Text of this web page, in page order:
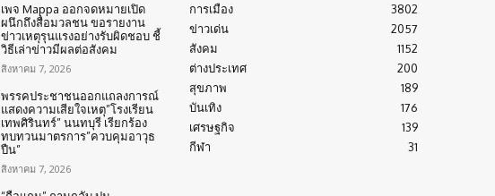
เพจ Mappa ออกจดหมายเปิด
ผนึกถึงสื่อมวลชน ขอรายงาน
ข่าวเหตุรุนแรงอย่างรับผิดชอบ ชี้
วิธีเล่าข่าวมีผลต่อสังคม
สิงหาคม 7, 2026
พรรคประชาชนออกแถลงการณ์
แสดงความเสียใจเหตุ”โรงเรียน
เทพศิรินทร์” นนทบุรี เรียกร้อง
ทบทวนมาตรการ”ควบคุมอาวุธ
ปืน”
สิงหาคม 7, 2026
การเมือง
3802
ข่าวเด่น
2057
สังคม
1152
ต่างประเทศ
200
สุขภาพ
189
บันเทิง
176
เศรษฐกิจ
139
กีฬา
31